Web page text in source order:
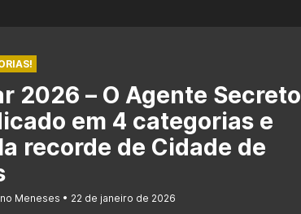
2026 – O Agente Secreto
em 4 categorias e
recorde de Cidade de
Meneses 22 de janeiro de 2026